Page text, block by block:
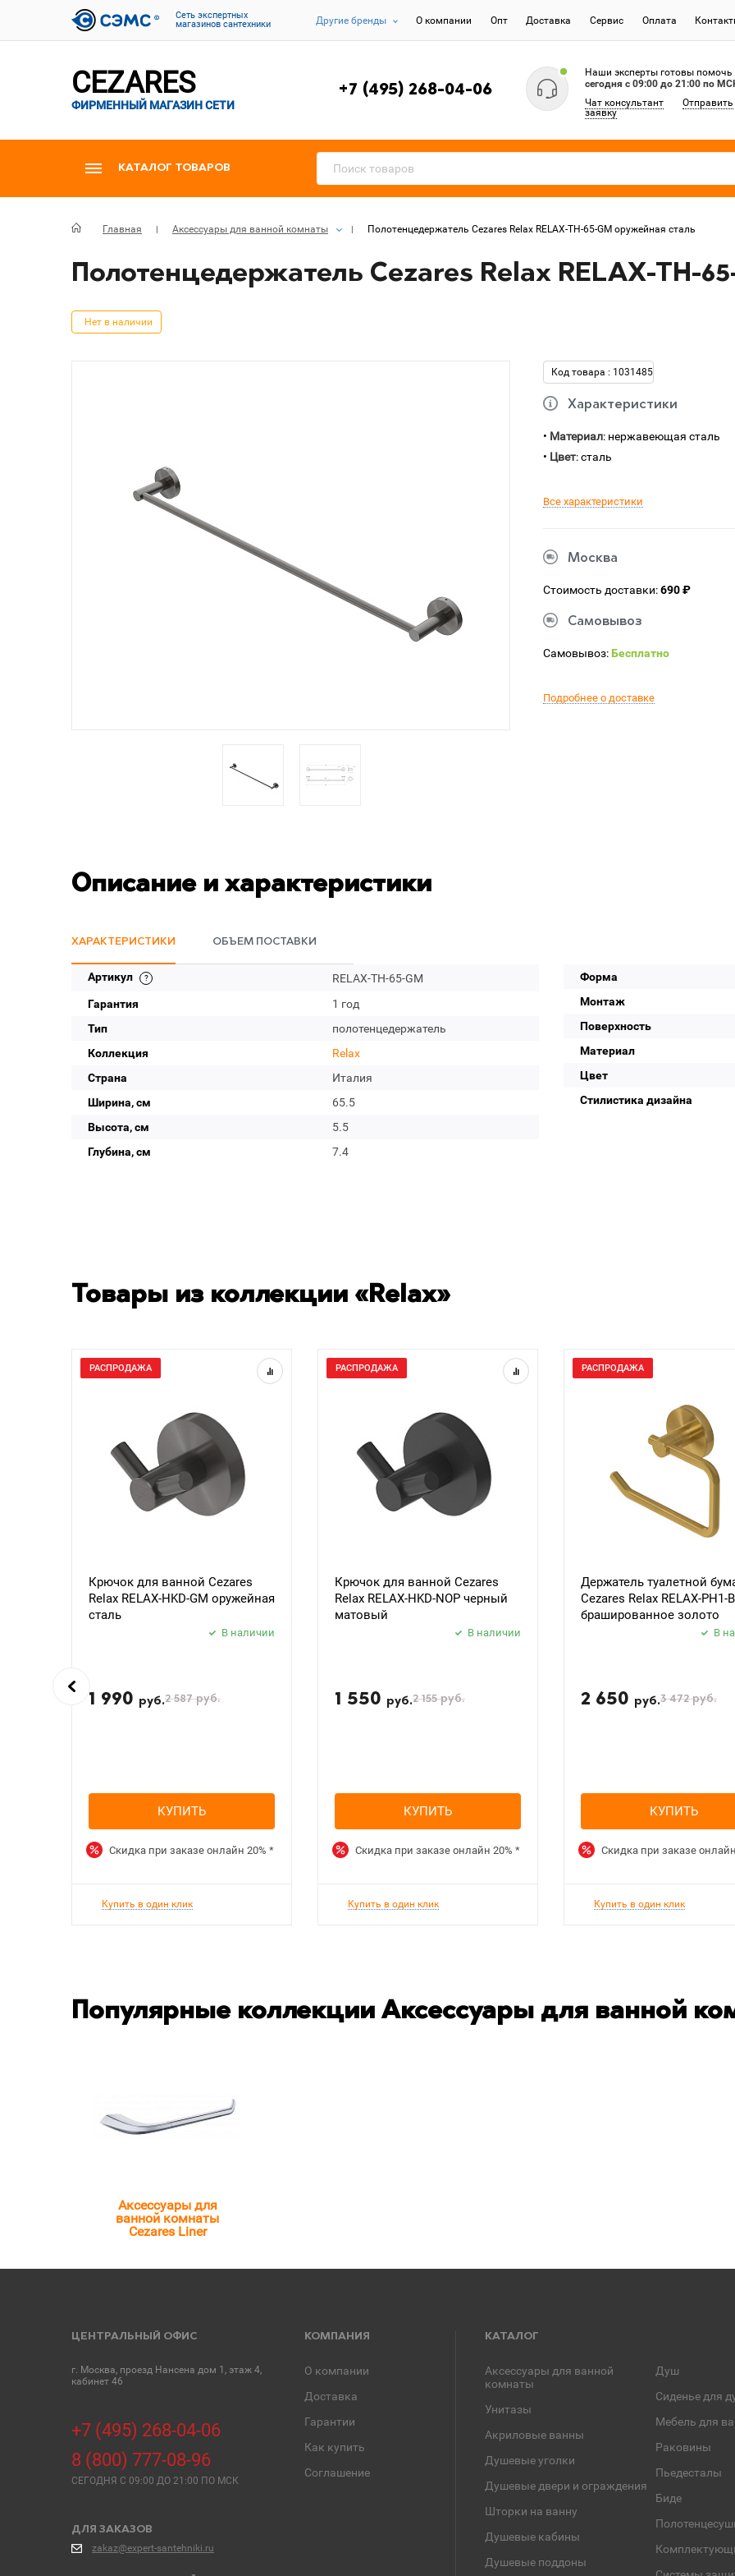
Cеть экспертных
магазинов сантехники
Другие бренды О компании Опт Доставка Сервис Оплата
CEZARES
ФИРМЕННЫЙ МАГАЗИН СЕТИ
+7 (495) 268-04-06
Наши эксперты готовы помочь
сегодня c 09:00 до 21:00 по
Чат консультант
Отправить
заявку
КАТАЛОГ ТОВАРОВ
Главная Аксессуары для ванной комнаты Полотенцедержатель Cezares Relax RELAX-TH-65-GM оружейная сталь
Полотенцедержатель Cezares Relax RELAX-TH-
Нет в наличии
Код товара : 1031485
Характеристики
• Материал: нержавеющая сталь
• Цвет: сталь
Все характеристики
Москва
Стоимость доставки:690 ₽
Самовывоз
Самовывоз:Бесплатно
Подробнее о доставке
Описание и характеристики
ХАРАКТЕРИСТИКИ ОБЪЕМ ПОСТАВКИ
Артикул
RELAX-TH-65-GM
Гарантия
1 год
Тип
полотенцедержатель
Коллекция
Relax
Страна
Италия
Ширина, см
65.5
Высота, см
5.5
Глубина, см
7.4
Форма
Монтаж
Поверхность
Материал
Цвет
Стилистика дизайна
Товары из коллекции «Relax»
РАСПРОДАЖА
Крючок для ванной Cezares
Relax RELAX-HKD-GM оружейная
сталь
В наличии
1 990 руб.2 587руб.
КУПИТЬ
Скидка при заказе онлайн 20% *
Купить в один клик
РАСПРОДАЖА
Крючок для ванной Cezares
Relax RELAX-HKD-NOP черный
матовый
В наличии
1 550 руб.2 155руб.
КУПИТЬ
Скидка при заказе онлайн 20% *
Купить в один клик
РАСПРОДАЖА
Держатель туалетной
Cezares Relax RELAX-PH1-
брашированное золото
В
2 650 руб.3 472руб.
КУПИТЬ
Скидка при заказе онлайн
Купить в один клик
Популярные коллекции Аксессуары для ванной
Аксессуары для
ванной комнаты
Cezares Liner
ЦЕНТРАЛЬНЫЙ ОФИС
г. Москва, проезд Нансена дом 1, этаж 4,
кабинет 46
+7 (495) 268-04-06
8 (800) 777-08-96
СЕГОДНЯ C 09:00 ДО 21:00 ПО МСК
ДЛЯ ЗАКАЗОВ
zakaz@expert-santehniki.ru
КОМПАНИЯ
О компании
Доставка
Гарантии
Как купить
Соглашение
КАТАЛОГ
Аксессуары для ванной
комнаты
Унитазы
Акриловые ванны
Душевые уголки
Душевые двери и ограждения
Шторки на ванну
Душевые кабины
Душевые поддоны
Душ
Сиденье для
Мебель для
Раковины
Пьедесталы
Биде